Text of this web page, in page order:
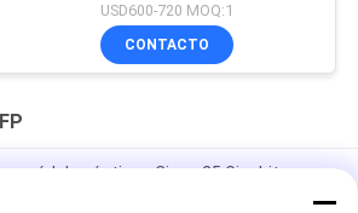
USD600-720 MOQ:1
CONTACTO
módulos ópticos Cisco 25 Gigabit se
forma SFP28